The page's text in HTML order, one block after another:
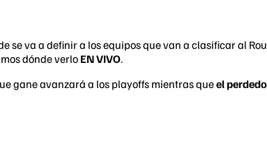
se va a definir a los equipos que van a clasificar al
dónde verlo EN VIVO.
gane avanzará a los playoffs mientras queel